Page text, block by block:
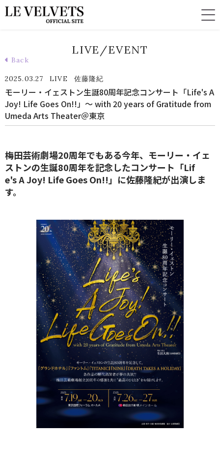
LIVE/EVENT
Back
2025.03.27 LIVE 佐藤隆紀
モーリー・イェストン生誕80周年記念コンサート「Life's A
Joy! Life Goes On!!」～ with 20 years of Gratitude from
Umeda Arts Theater＠東京
梅田芸術劇場20周年でもある今年、モーリー・イェ
ストンの生誕80周年を記念したコンサート「Lif
e's A Joy! Life Goes On!!」に佐藤隆紀が出演しま
す。